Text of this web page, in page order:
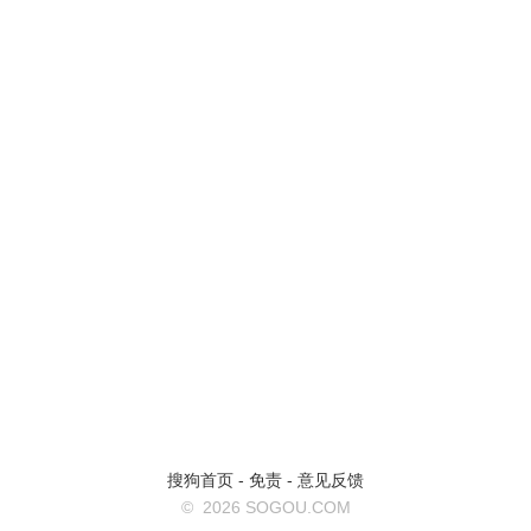
搜狗首页 - 免责 - 意见反馈
© 2026 SOGOU.COM